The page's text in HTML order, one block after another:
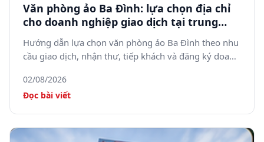
Văn phòng ảo Ba Đình: lựa chọn địa chỉ
cho doanh nghiệp giao dịch tại trung
tâm Hà Nội
Hướng dẫn lựa chọn văn phòng ảo Ba Đình theo nhu
cầu giao dịch, nhận thư, tiếp khách và đăng ký doanh
02/08/2026
Đọc bài viết